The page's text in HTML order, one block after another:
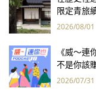
限定青旅
2026/08/01
《威～連
不是你該
2026/07/31